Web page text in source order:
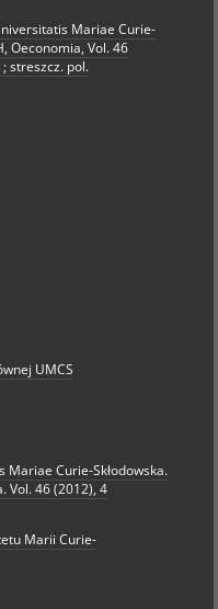
Mariae Curie-
Oeconomia, Vol. 46
streszcz. pol.
UMCS
Curie-Skłodowska.
Vol. 46 (2012), 4
Marii Curie-